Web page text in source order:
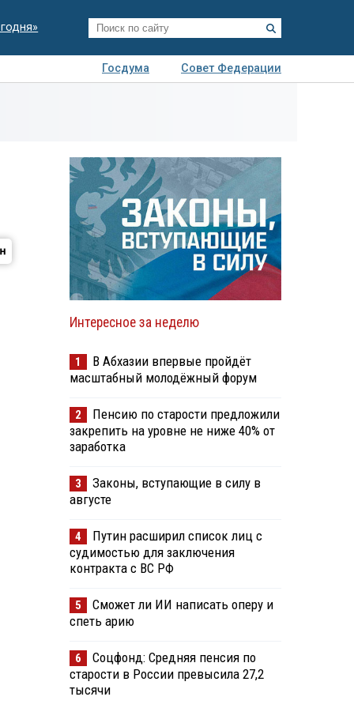
Госдума
Совет Федерации
Интересное за неделю
1
В Абхазии впервые пройдёт
масштабный молодёжный форум
2
Пенсию по старости предложили
закрепить на уровне не ниже 40% от
заработка
3
Законы, вступающие в силу в
августе
4
Путин расширил список лиц с
судимостью для заключения
контракта с ВС РФ
5
Сможет ли ИИ написать оперу и
спеть арию
6
Соцфонд: Средняя пенсия по
старости в России превысила 27,2
тысячи